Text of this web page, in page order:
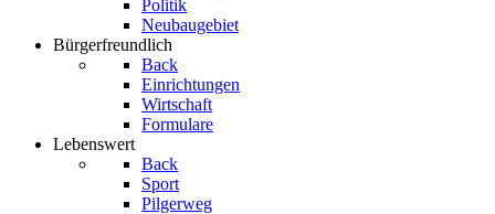
Politik
Neubaugebiet
Bürgerfreundlich
Back
Einrichtungen
Wirtschaft
Formulare
Lebenswert
Back
Sport
Pilgerweg